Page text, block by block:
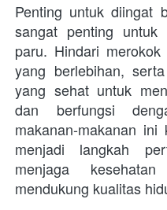
Penting untuk diingat
sangat penting untuk
paru. Hindari
yang berlebihan,
yang sehat untuk
dan berfungsi
makanan-makanan
menjadi langkah
menjaga
mendukung kualitas